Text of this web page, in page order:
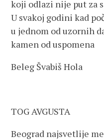
koji odlazi nije put za
U svakoj godini kad
u jednom od uzornih
kamen od uspomena
Beleg Švabiš Hola
TOG AVGUSTA
Beograd najsvetlije